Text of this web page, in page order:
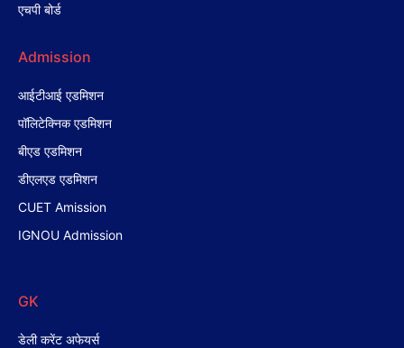
एचपी बोर्ड
Admission
आईटीआई एडमिशन
पॉलिटेक्निक एडमिशन
बीएड एडमिशन
डीएलएड एडमिशन
CUET Amission
IGNOU Admission
GK
डेली करेंट अफेयर्स